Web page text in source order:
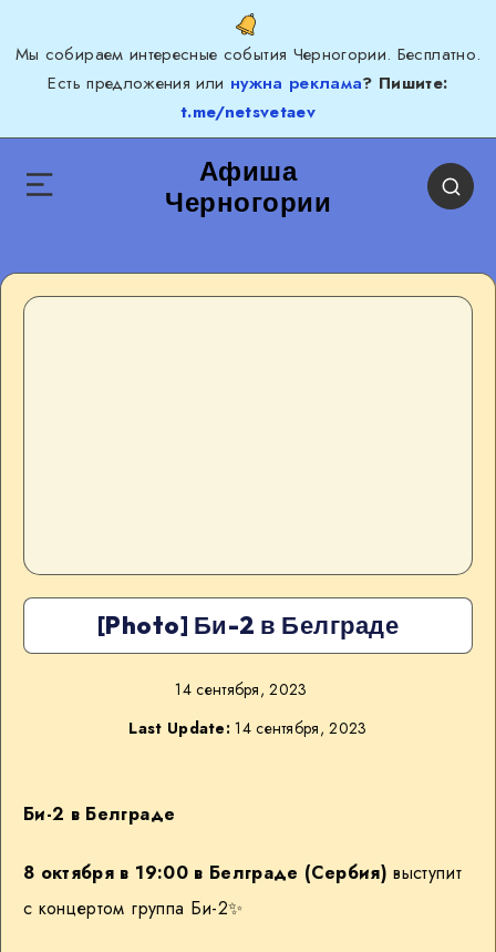
Мы собираем интересные события Черногории. Бесплатно.
Есть предложения или нужна реклама? Пишите:
t.me/netsvetaev
Афиша
Черногории
[Photo] Би-2 в Белграде
14 сентября, 2023
Last Update: 14 сентября, 2023
Би-2 в Белграде
8 октября в 19:00 в Белграде (Сербия) выступит
с концертом группа Би-2✨